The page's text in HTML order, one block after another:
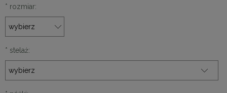
* rozmiar:
* stelaż: